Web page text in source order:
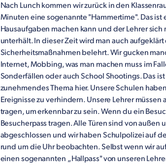
Nach Lunch kommen wir zurück in den
Minuten eine sogenannte "Hammertime". Das ist
Hausaufgaben machen kann und der Lehrer
unterhält. In dieser Zeit wird man auch
Sicherheitsmaßnahmen belehrt. Wir gucken
Internet, Mobbing, was man machen muss im
Sonderfällen oder auch School Shootings. Das
zunehmendes Thema hier. Unsere Schulen
Ereignisse zu verhindern. Unsere Lehrer müssen
tragen, um erkennbar zu sein. Wenn du ein
Besucherpass tragen. Alle Türen sind von außen
abgeschlossen und wir haben Schulpolizei auf
rund um die Uhr beobachten. Selbst wenn wir
einen sogenannten „Hallpass" von unseren